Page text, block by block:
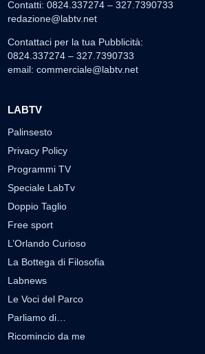
Contatti: 0824.337274 – 327.7390733
redazione@labtv.net
Contattaci per la tua Pubblicità:
0824.337274 – 327.7390733
email: commerciale@labtv.net
LABTV
Palinsesto
Privacy Policy
Programmi TV
Speciale LabTv
Doppio Taglio
Free sport
L’Orlando Curioso
La Bottega di Filosofia
Labnews
Le Voci del Parco
Parliamo di…
Ricomincio da me